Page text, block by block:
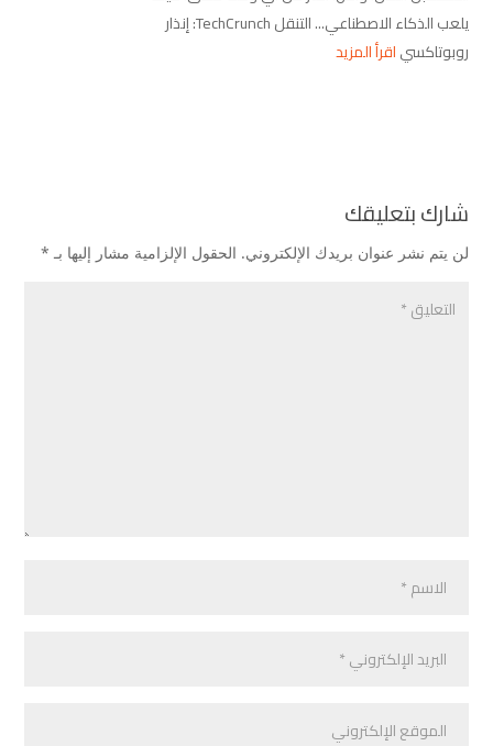
يلعب الذكاء الاصطناعي... التنقل TechCrunch: إنذار
روبوتاكسياقرأ المزيد
شارك بتعليقك
لن يتم نشر عنوان بريدك الإلكتروني. الحقول الإلزامية مشار إليها بـ *